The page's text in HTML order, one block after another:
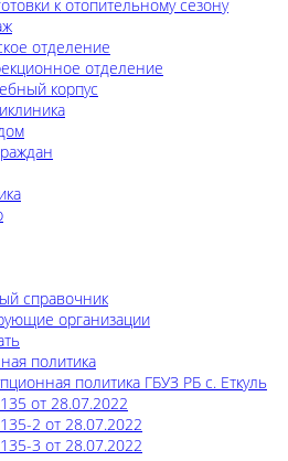
к отопительному сезону
отделение
отделение
корпус
справочник
организации
политика
политика ГБУЗ РБ с. Еткуль
от 28.07.2022
2 от 28.07.2022
3 от 28.07.2022